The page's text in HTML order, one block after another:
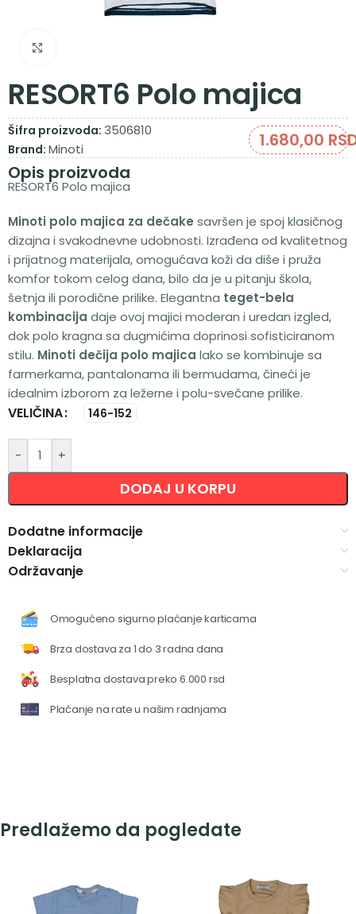
RESORT6 Polo majica
Šifra proizvoda: 3506810
Brand: Minoti 1.680,00
Opis proizvoda
RESORT6 Polo majica
Minoti polo majica za dečake savršen je spoj klasičnog
dizajna i svakodnevne udobnosti. Izrađena od kvalitetnog
i prijatnog materijala, omogućava koži da diše i pruža
komfor tokom celog dana, bilo da je u pitanju škola,
šetnja ili porodične prilike. Elegantna teget-bela
kombinacija daje ovoj majici moderan i uredan izgled,
dok polo kragna sa dugmićima doprinosi sofisticiranom
stilu. Minoti dečija polo majica lako se kombinuje sa
farmerkama, pantalonama ili bermudama, čineći je
idealnim izborom za ležerne i polu-svečane prilike.
VELIČINA 146-152
- +
DODAJ U KORPU
Alternative:
Dodatne informacije
Deklaracija
Održavanje
Omogućeno sigurno plaćanje karticama
Brza dostava za 1 do 3 radna dana
Besplatna dostava preko 6.000 rsd
Plaćanje na rate u našim radnjama
Predlažemo da pogledate